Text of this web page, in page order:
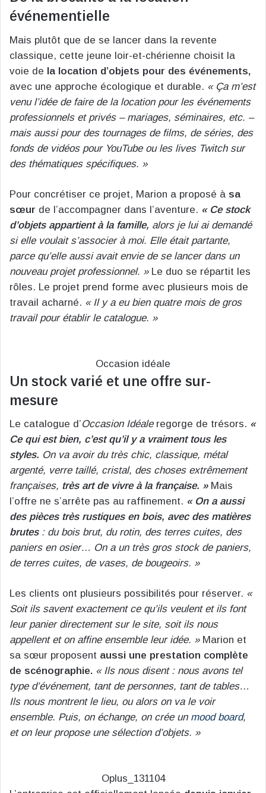
événementielle
Mais plutôt que de se lancer dans la revente
classique, cette jeune loir-et-chérienne choisit la
voie de la location d’objets pour des événements,
avec une approche écologique et durable. « Ça m’est
venu l’idée de faire de la location pour les événements
professionnels et privés – mariages, séminaires, etc. –
mais aussi pour des tournages de films, de séries, des
fonds de vidéos pour YouTube ou les lives Twitch sur
des thématiques spécifiques. »
Pour concrétiser ce projet, Marion a proposé à sa
sœur de l’accompagner dans l’aventure. « Ce stock
d’objets appartient à la famille, alors je lui ai demandé
si elle voulait s’associer à moi. Elle était partante,
parce qu’elle aussi avait envie de se lancer dans un
nouveau projet professionnel. » Le duo se répartit les
rôles. Le projet prend forme avec plusieurs mois de
travail acharné. « Il y a eu bien quatre mois de gros
travail pour établir le catalogue. »
Occasion idéale
Un stock varié et une offre sur-
mesure
Le catalogue d’Occasion Idéaleregorge de trésors. «
Ce qui est bien, c’est qu’il y a vraiment tous les
styles. On va avoir du très chic, classique, métal
argenté, verre taillé, cristal, des choses extrêmement
françaises, très art de vivre à la française. »Mais
l’offre ne s’arrête pas au raffinement. « On a aussi
des pièces très rustiques en bois, avec des matières
brutes: du bois brut, du rotin, des terres cuites, des
paniers en osier… On a un très gros stock de paniers,
de terres cuites, de vases, de bougeoirs. »
Les clients ont plusieurs possibilités pour réserver. «
Soit ils savent exactement ce qu’ils veulent et ils font
leur panier directement sur le site, soit ils nous
appellent et on affine ensemble leur idée. »Marion et
sa sœur proposent aussi une prestation complète
de scénographie. « Ils nous disent : nous avons tel
type d’événement, tant de personnes, tant de tables…
Ils nous montrent le lieu, ou alors on va le voir
ensemble. Puis, on échange, on crée un mood board,
et on leur propose une sélection d’objets. »
Oplus_131104